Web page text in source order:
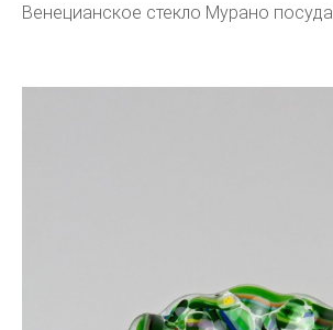
Венецианское стекло Мурано посуда